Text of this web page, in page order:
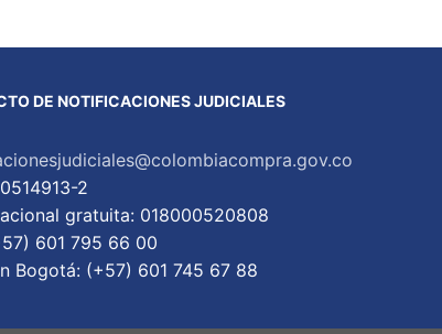
DE NOTIFICACIONES JUDICIALES
2
gratuita: 018000520808
601 795 66 00
Bogotá: (+57) 601 745 67 88